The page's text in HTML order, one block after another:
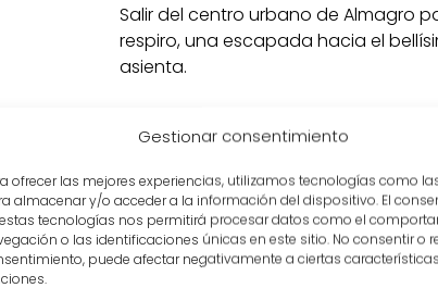
Gestionar consentimiento
ofrecer las mejores experiencias, utilizamos tecnologías como
almacenar y/o acceder a la información del dispositivo. El
tecnologías nos permitirá procesar datos como el
o las identificaciones únicas en este sitio. No consentir o
puede afectar negativamente a ciertas
Salir del centro urbano de Almagro
respiro, una escapada hacia el
asienta.